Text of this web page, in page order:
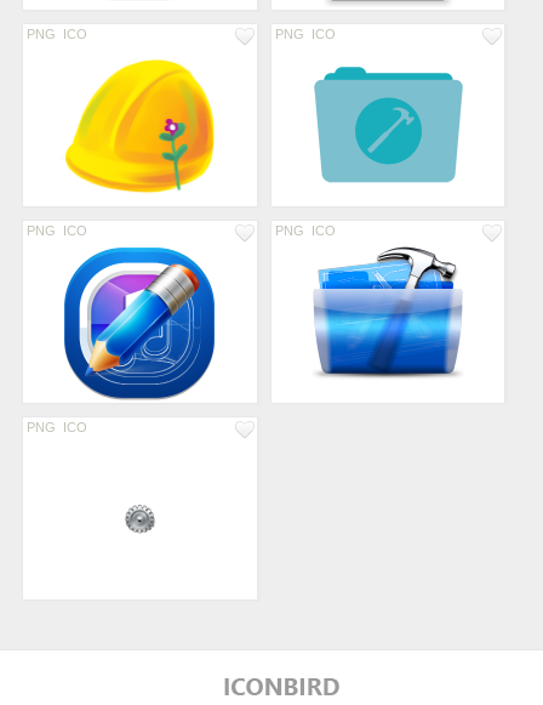
PNG ICO PNG ICO
PNG ICO PNG ICO
PNG ICO